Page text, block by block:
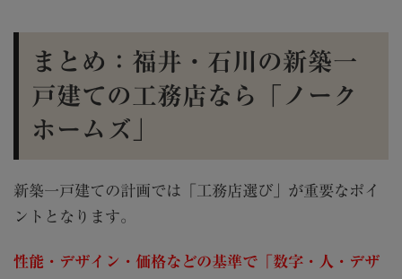
まとめ：福井・石川の新築一
戸建ての工務店なら「ノーク
ホームズ」
新築一戸建ての計画では「工務店選び」が重要なポイ
ントとなります。
性能・デザイン・価格などの基準で「数字・人・デザ